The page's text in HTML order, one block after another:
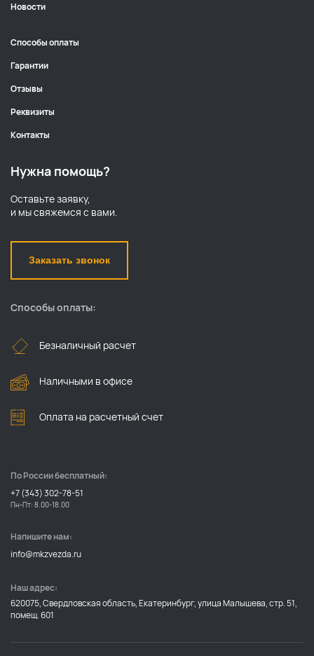
Нужна помощь?
Оставьте заявку,
и мы свяжемся с вами.
Заказать звонок
Новости
Способы оплаты
Гарантии
Отзывы
Реквизиты
Контакты
Способы оплаты:
Безналичный расчет
Наличными в офисе
Оплата на расчетный счет
По России бесплатный:
+7 (343) 302-78-51
Пн-Пт: 8.00-18.00
Напишите нам:
info@mkzvezda.ru
Наш адрес:
620075, Свердловская область, Екатеринбург, улица Малышева, стр. 51,
помещ. 601